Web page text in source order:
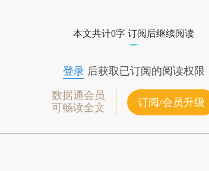
本文共计0字 订阅后继续阅读
登录后获取已订阅的阅读权限
数据通会员
可畅读全文
订阅/会员升级